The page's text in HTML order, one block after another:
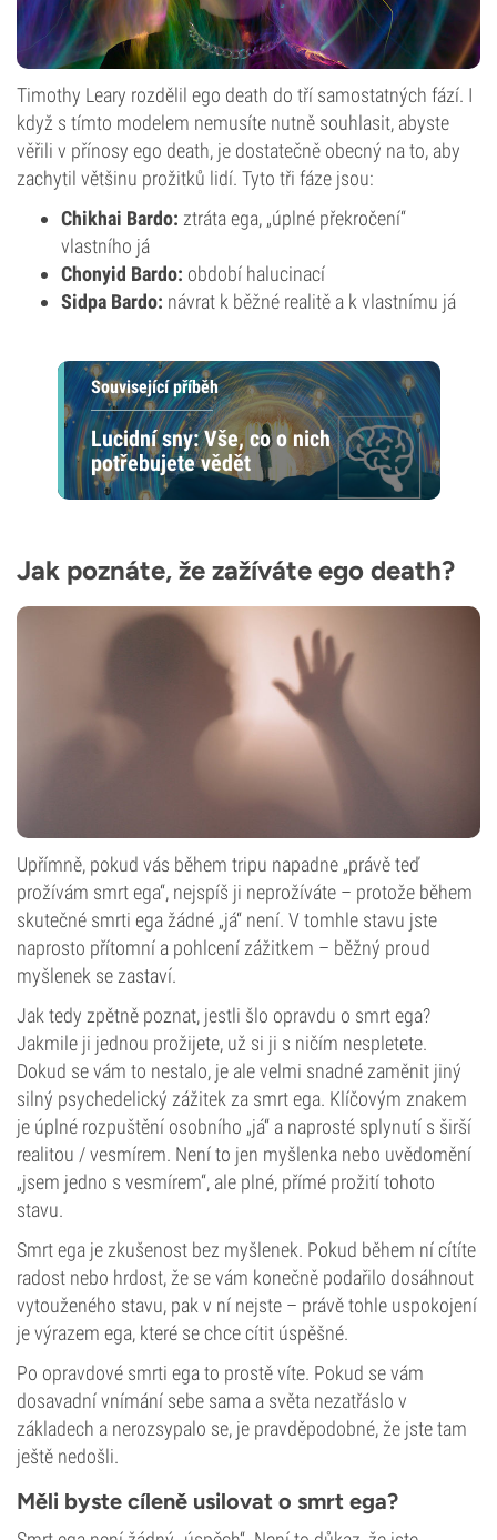
Timothy Leary rozdělil ego death do tří samostatných fází. I
když s tímto modelem nemusíte nutně souhlasit, abyste
věřili v přínosy ego death, je dostatečně obecný na to, aby
zachytil většinu prožitků lidí. Tyto tři fáze jsou:
Chikhai Bardo: ztráta ega, „úplné překročení“
vlastního já
Chonyid Bardo: období halucinací
Sidpa Bardo: návrat k běžné realitě a k vlastnímu já
Související příběh
Lucidní sny: Vše, co o nich
potřebujete vědět
Jak poznáte, že zažíváte ego death?
Upřímně, pokud vás během tripu napadne „právě teď
prožívám smrt ega“, nejspíš ji neprožíváte – protože během
skutečné smrti ega žádné „já“ není. V tomhle stavu jste
naprosto přítomní a pohlcení zážitkem – běžný proud
myšlenek se zastaví.
Jak tedy zpětně poznat, jestli šlo opravdu o smrt ega?
Jakmile ji jednou prožijete, už si ji s ničím nespletete.
Dokud se vám to nestalo, je ale velmi snadné zaměnit jiný
silný psychedelický zážitek za smrt ega. Klíčovým znakem
je úplné rozpuštění osobního „já“ a naprosté splynutí s širší
realitou / vesmírem. Není to jen myšlenka nebo uvědomění
„jsem jedno s vesmírem“, ale plné, přímé prožití tohoto
stavu.
Smrt ega je zkušenost bez myšlenek. Pokud během ní cítíte
radost nebo hrdost, že se vám konečně podařilo dosáhnout
vytouženého stavu, pak v ní nejste – právě tohle uspokojení
je výrazem ega, které se chce cítit úspěšné.
Po opravdové smrti ega to prostě víte. Pokud se vám
dosavadní vnímání sebe sama a světa nezatřáslo v
základech a nerozsypalo se, je pravděpodobné, že jste tam
ještě nedošli.
Měli byste cíleně usilovat o smrt ega?